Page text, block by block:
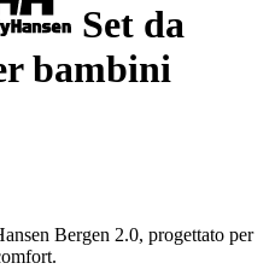
Set da
bambini
Bergen 2.0, progettato per